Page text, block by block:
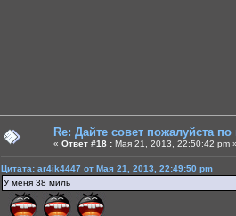
Re: Дайте совет пожалуйста
« Ответ #18 : Мая 21, 2013, 22:50:42 pm
Цитата: ar4ik4447 от Мая 21, 2013, 22:49:50 pm
У меня 38 миль